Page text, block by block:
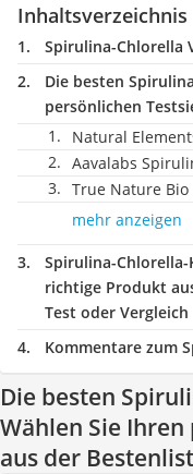
Inhaltsverzeichnis
Spirulina-Chlorella
Die besten
persönlichen
Natural
Aavalabs
True Nature
mehr anzeigen
Spirulina-
richtige Produkt
Test oder Vergleich
Kommentare zum
Die besten
Wählen Sie
aus der